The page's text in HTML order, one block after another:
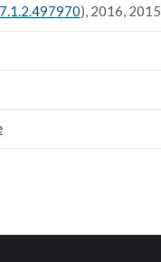
), 2016, 2015